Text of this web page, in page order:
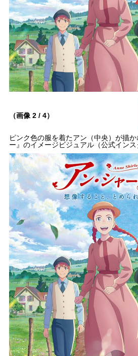
（画像 2 / 4）
ピンク色の服を着たアン（中央）が描
ー』のイメージビジュアル（公式インス